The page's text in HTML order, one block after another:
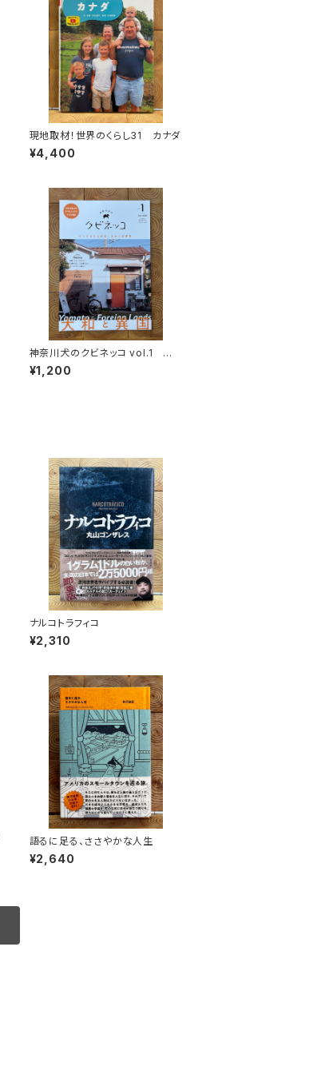
現地取材！世界のくらし31 カナダ
¥4,400
神奈川犬のクビネッコ vol.1 特
集：大和と異国
¥1,200
ナルコトラフィコ
¥2,310
語るに足る、ささやかな人生
¥2,640